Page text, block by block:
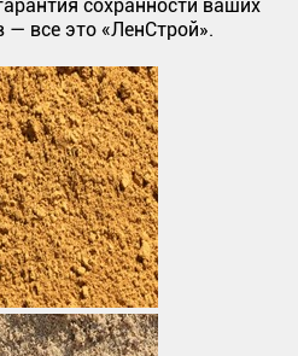
сохранности ваших
— все это «ЛенСтрой».